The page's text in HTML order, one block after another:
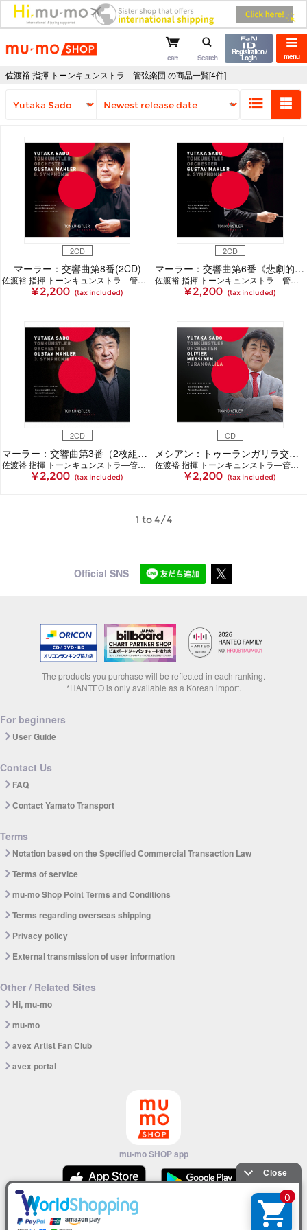
mu-mo shop menu
cart Search
Registration /
Login
佐渡裕 指揮 トーンキュンストラ―管弦楽団 の商品一覧[4件]
2CD
マーラー：交響曲第8番(2CD)
佐渡裕 指揮 トーンキュンストラ―管弦楽団
¥ 2,200 (tax included)
2CD
マーラー：交響曲第6番《悲劇的》(2CD)
佐渡裕 指揮 トーンキュンストラ―管弦楽団
¥ 2,200 (tax included)
2CD
マーラー：交響曲第3番（2枚組CD）
佐渡裕 指揮 トーンキュンストラ―管弦楽団
¥ 2,200 (tax included)
CD
メシアン：トゥーランガリラ交響曲（CD）
佐渡裕 指揮 トーンキュンストラ―管弦楽団
¥ 2,200 (tax included)
1 to 4/4
Official SNS
The products you purchase will be reflected in each ranking.
*HANTEO is only available as a Korean import.
For beginners
User Guide
Contact Us
FAQ
Contact Yamato Transport
Terms
Notation based on the Specified Commercial Transaction Law
Terms of service
mu-mo Shop Point Terms and Conditions
Terms regarding overseas shipping
Privacy policy
External transmission of user information
Other / Related Sites
Hi, mu-mo
mu-mo
avex Artist Fan Club
avex portal
mu-mo SHOP app